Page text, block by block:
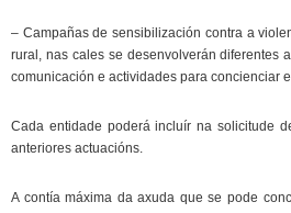
– Campañas de sensibilización contra a
rural, nas cales se desenvolverán diferentes
comunicación e actividades para concienciar
Cada entidade poderá incluír na solicitude
anteriores actuacións.
A contía máxima da axuda que se pode